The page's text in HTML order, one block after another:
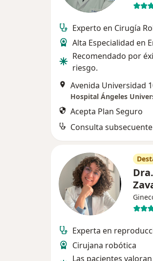
Experto en Cirugía
Alta Especialidad en
Recomendado por
riesgo.
Hospital Ángeles
Acepta Plan Seguro
Consulta subsecuente
Experta en
Cirujana robótica
Las pacientes